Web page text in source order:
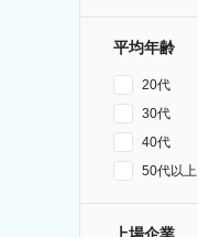
平均年齢
20代
30代
40代
50代以上